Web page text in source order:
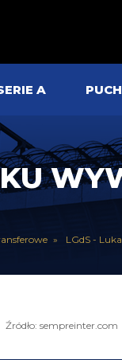
A
LGdS -
Źródło: sempreinter.com